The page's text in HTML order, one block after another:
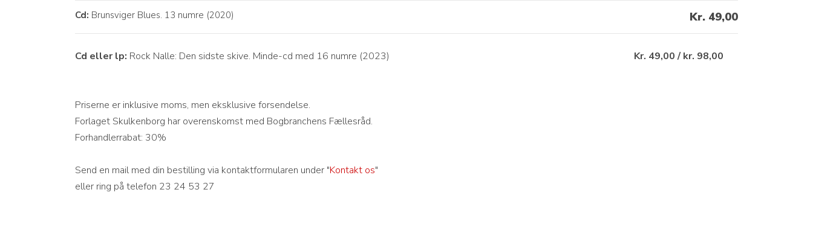
Cd: Brunsviger Blues. 13 numre (2020) Kr. 49,00
Cd eller lp: Rock Nalle: Den sidste skive. Minde-cd med 16 numre (2023) Kr. 49,00 / kr. 98,00
​Priserne er inklusive moms, men eksklusive forsendelse.
Forlaget Skulkenborg har overenskomst med Bogbranchens Fællesråd.
Forhandlerrabat: 30%
Send en mail med din bestilling via kontaktformularen under "Kontakt os"
eller ring på telefon 23 24 53 27